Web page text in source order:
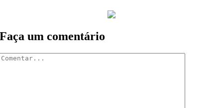
Faça um comentário